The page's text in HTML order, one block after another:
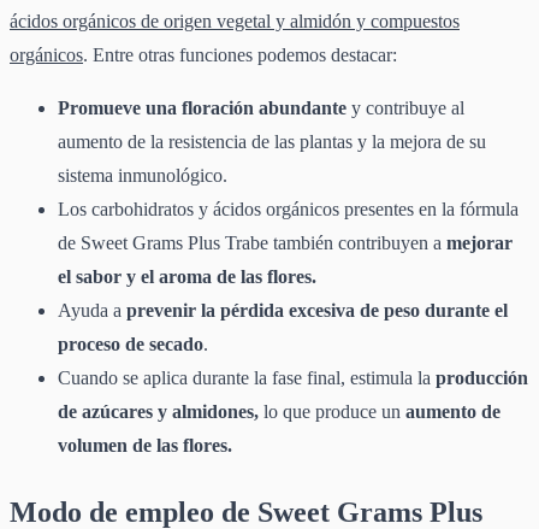
ácidos orgánicos de origen vegetal y almidón y compuestos
orgánicos. Entre otras funciones podemos destacar:
Promueve una floración abundante y contribuye al
aumento de la resistencia de las plantas y la mejora de su
sistema inmunológico.
Los carbohidratos y ácidos orgánicos presentes en la fórmula
de Sweet Grams Plus Trabe también contribuyen a mejorar
el sabor y el aroma de las flores.
Ayuda a prevenir la pérdida excesiva de peso durante el
proceso de secado.
Cuando se aplica durante la fase final, estimula la producción
de azúcares y almidones, lo que produce un aumento de
volumen de las flores.
Modo de empleo de Sweet Grams Plus